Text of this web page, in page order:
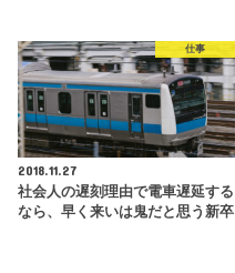
仕事
2018.11.27
社会人の遅刻理由で電車遅延する
なら、早く来いは鬼だと思う新卒